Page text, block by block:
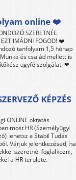
online ❤️
SZERETNÉL
EZT IMÁDNI FOGOD! ❤️
tanfolyam 1,5 hónap
és család mellett is
ügyfélszolgálat. ❤
KÉPZÉS
ONLINE oktatás
most HR (Személyügyi
lehetsz a Stabil Tudás
Várjuk jelentkezésed, ha
szeretnél foglalkozni,
a HR területe.